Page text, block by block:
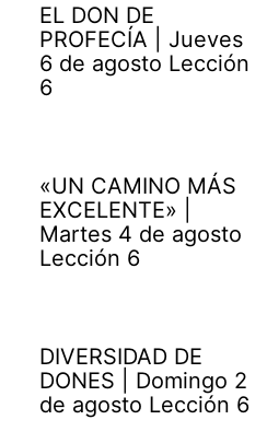
EL DON DE
PROFECÍA | Jueves
6 de agosto Lección
6
«UN CAMINO MÁS
EXCELENTE» |
Martes 4 de agosto
Lección 6
DIVERSIDAD DE
DONES | Domingo 2
de agosto Lección 6